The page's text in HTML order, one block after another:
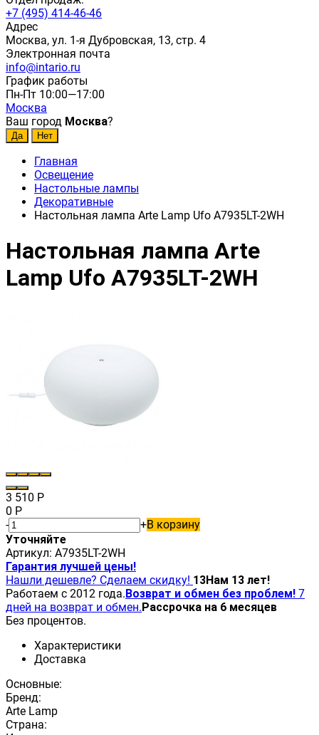
+7 (495) 414-46-46
Адрес
Москва, ул. 1-я Дубровская, 13, стр. 4
Электронная почта
info@intario.ru
График работы
Пн-Пт 10:00—17:00
Москва
Ваш город Москва?
Главная
Освещение
Настольные лампы
Декоративные
Настольная лампа Arte Lamp Ufo A7935LT-2WH
Настольная лампа Arte
Lamp Ufo A7935LT-2WH
3 510 Р
0 Р
-
+В корзину
Уточняйте
Артикул: A7935LT-2WH
Гарантия лучшей цены!
Нашли дешевле? Сделаем скидку! 13Нам 13 лет!
Работаем с 2012 года.Возврат и обмен без проблем! 7
дней на возврат и обмен.Рассрочка на 6 месяцев
Без процентов.
Характеристики
Доставка
Основные:
Бренд:
Arte Lamp
Страна: